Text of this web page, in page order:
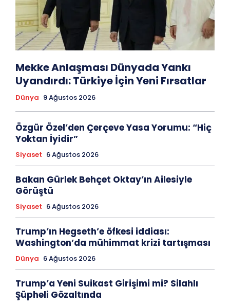
Mekke Anlaşması Dünyada Yankı
Uyandırdı: Türkiye İçin Yeni Fırsatlar
Dünya 9 Ağustos 2026
Özgür Özel’den Çerçeve Yasa Yorumu: “Hiç
Yoktan İyidir”
Siyaset 6 Ağustos 2026
Bakan Gürlek Behçet Oktay’ın Ailesiyle
Görüştü
Siyaset 6 Ağustos 2026
Trump’ın Hegseth’e öfkesi iddiası:
Washington’da mühimmat krizi tartışması
Dünya 6 Ağustos 2026
Trump’a Yeni Suikast Girişimi mi? Silahlı
Şüpheli Gözaltında